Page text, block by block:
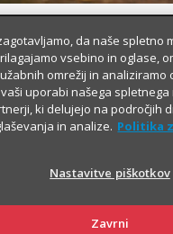
mnenje.
si lahko
da naše spletno
vsebino in oglase,
omrežij in analiziramo
uporabi našega spletnega
ki delujejo na področjih
in analize. Politika
Nastavitve piškotkov
Zavrni